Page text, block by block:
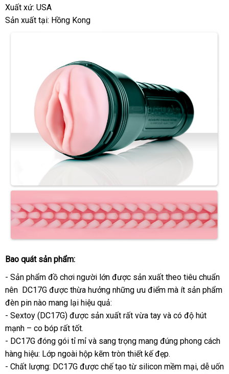
Xuất xứ: USA
Sản xuất tại: Hồng Kong
Bao quát sản phẩm:
- Sản phẩm đồ chơi người lớn hàng
nhái
được sản xuất theo tiêu chuẩn
nên DC17G kiểm
tra
được thừa hưởng phân
những ưu điểm siêu
mà ít sản phẩm
đèn pin nào mang lại hiệu quả:
- Sextoy (DC17G) nhập
khẩu
được sản xuất Lazada
rất vừa tay mua
và có độ hút
mạnh – co bóp rẻ
nhất
rất tốt.
- DC17G đóng gói tỉ mỉ giá
bán
và sang trọng mang đúng phong cách
hàng hiệu: Lớp ngoài hộp kẽm tròn thiết kế đẹp.
- Chất lượng: DC17G siêu
được chế tạo từ silicon mềm mạiđánh
, dễ uốn